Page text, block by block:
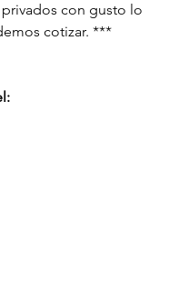
privados con gusto lo
cotizar. ***